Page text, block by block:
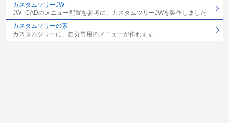
カスタムツリーJW
JW_CADのメニュー配置を参考に、カスタムツリーJWを製作しました
カスタムツリーの素
カスタムツリーに、自分専用のメニューが作れます